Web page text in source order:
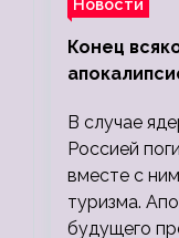
Новости
Конец
людей
В случае
Россией
вместе с
туризма.
будущего